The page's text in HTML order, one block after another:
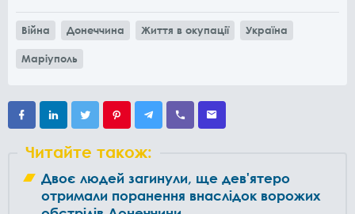
Війна Донеччина Життя в окупації Україна
Маріуполь
Читайте також:
Двоє людей загинули, ще дев'ятеро
отримали поранення внаслідок ворожих